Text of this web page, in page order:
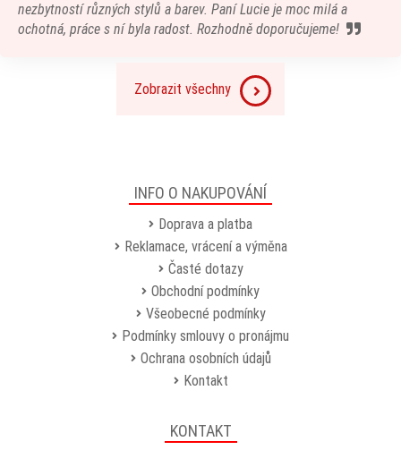
nezbytností různých stylů a barev. Paní Lucie je moc milá a
ochotná, práce s ní byla radost. Rozhodně doporučujeme!
Zobrazit všechny
INFO O NAKUPOVÁNÍ
Doprava a platba
Reklamace, vrácení a výměna
Časté dotazy
Obchodní podmínky
Všeobecné podmínky
Podmínky smlouvy o pronájmu
Ochrana osobních údajů
Kontakt
KONTAKT